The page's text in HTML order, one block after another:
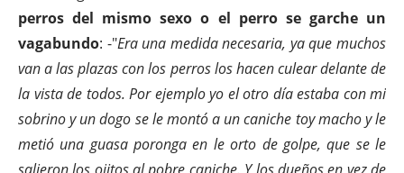
perros del mismo sexo o el perro se garche un
vagabundo: -"Era una medida necesaria, ya que muchos
van a las plazas con los perros los hacen culear delante de
la vista de todos. Por ejemplo yo el otro día estaba con mi
sobrino y un dogo se le montó a un caniche toy macho y le
metió una guasa poronga en le orto de golpe, que se le